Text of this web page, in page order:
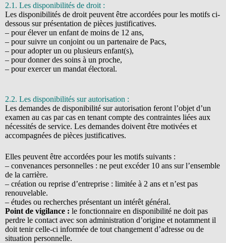
2.1. Les disponibilités de droit :
Les disponibilités de droit peuvent être accordées pour les motifs ci-
dessous sur présentation de pièces justificatives.
– pour élever un enfant de moins de 12 ans,
– pour suivre un conjoint ou un partenaire de Pacs,
– pour adopter un ou plusieurs enfant(s),
– pour donner des soins à un proche,
– pour exercer un mandat électoral.
2.2. Les disponibilités sur autorisation :
Les demandes de disponibilité sur autorisation feront l’objet d’un
examen au cas par cas en tenant compte des contraintes liées aux
nécessités de service. Les demandes doivent être motivées et
accompagnées de pièces justificatives.
Elles peuvent être accordées pour les motifs suivants :
– convenances personnelles : ne peut excéder 10 ans sur l’ensemble
de la carrière.
– création ou reprise d’entreprise : limitée à 2 ans et n’est pas
renouvelable.
– études ou recherches présentant un intérêt général.
Point de vigilance : le fonctionnaire en disponibilité ne doit pas
perdre le contact avec son administration d’origine et notamment il
doit tenir celle-ci informée de tout changement d’adresse ou de
situation personnelle.